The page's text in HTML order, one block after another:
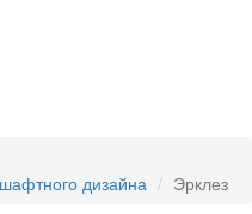
дизайна
Эрклез